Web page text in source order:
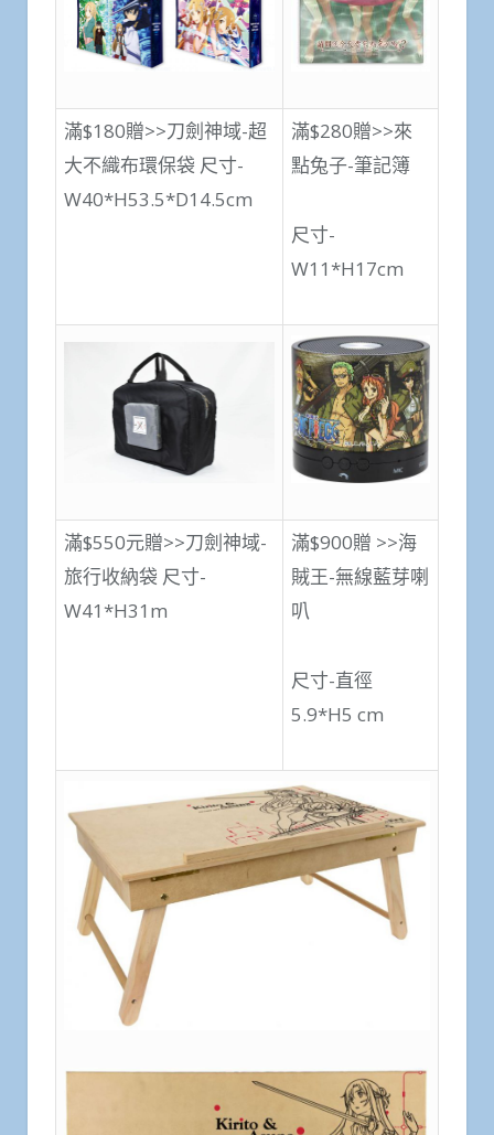
滿$180贈>>刀劍神域-超
大不織布環保袋 尺寸-
W40*H53.5*D14.5cm
滿$280贈>>來
點兔子-筆記簿
尺寸-
W11*H17cm
滿$550元贈>>刀劍神域-
旅行收納袋 尺寸-
W41*H31m
滿$900贈 >>海
賊王-無線藍芽喇
叭
尺寸-直徑
5.9*H5 cm